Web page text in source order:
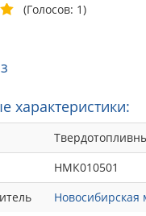
(Голосов: 1)
характеристики:
НМК010501